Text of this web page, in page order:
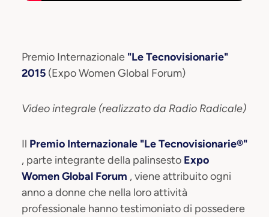
Premio Internazionale "Le Tecnovisionarie"
2015 (Expo Women Global Forum)
Video integrale (realizzato da Radio Radicale)
Il Premio Internazionale "Le Tecnovisionarie®"
, parte integrante della palinsesto Expo
Women Global Forum , viene attribuito ogni
anno a donne che nella loro attività
professionale hanno testimoniato di possedere